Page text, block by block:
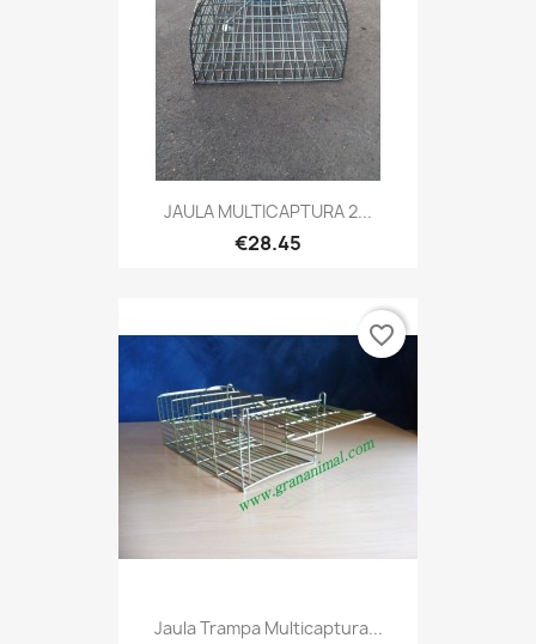
JAULA MULTICAPTURA 2...
€28.45
Jaula Trampa Multicaptura...
favorite_border